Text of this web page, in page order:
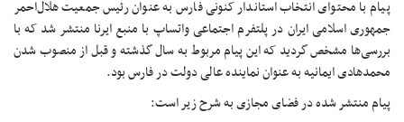
پیام با محتوای انتخاب استاندار کنونی فارس به عنوان رئیس جمعیت هلال‌احمر
جمهوری اسلامی ایران در پلتفرم اجتماعی واتساپ با منبع ایرنا منتشر شد که با
بررسی‌ها مشخص گردید که این پیام مربوط به سال گذشته و قبل از منصوب شدن
محمدهادی ایمانیه به عنوان نماینده عالی دولت در فارس بود.
پیام منتشر شده در فضای مجازی به شرح زیر است: